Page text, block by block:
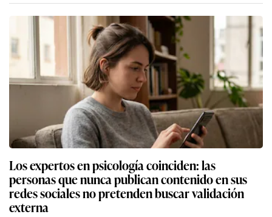
Los expertos en psicología coinciden: las
personas que nunca publican contenido en sus
redes sociales no pretenden buscar validación
externa